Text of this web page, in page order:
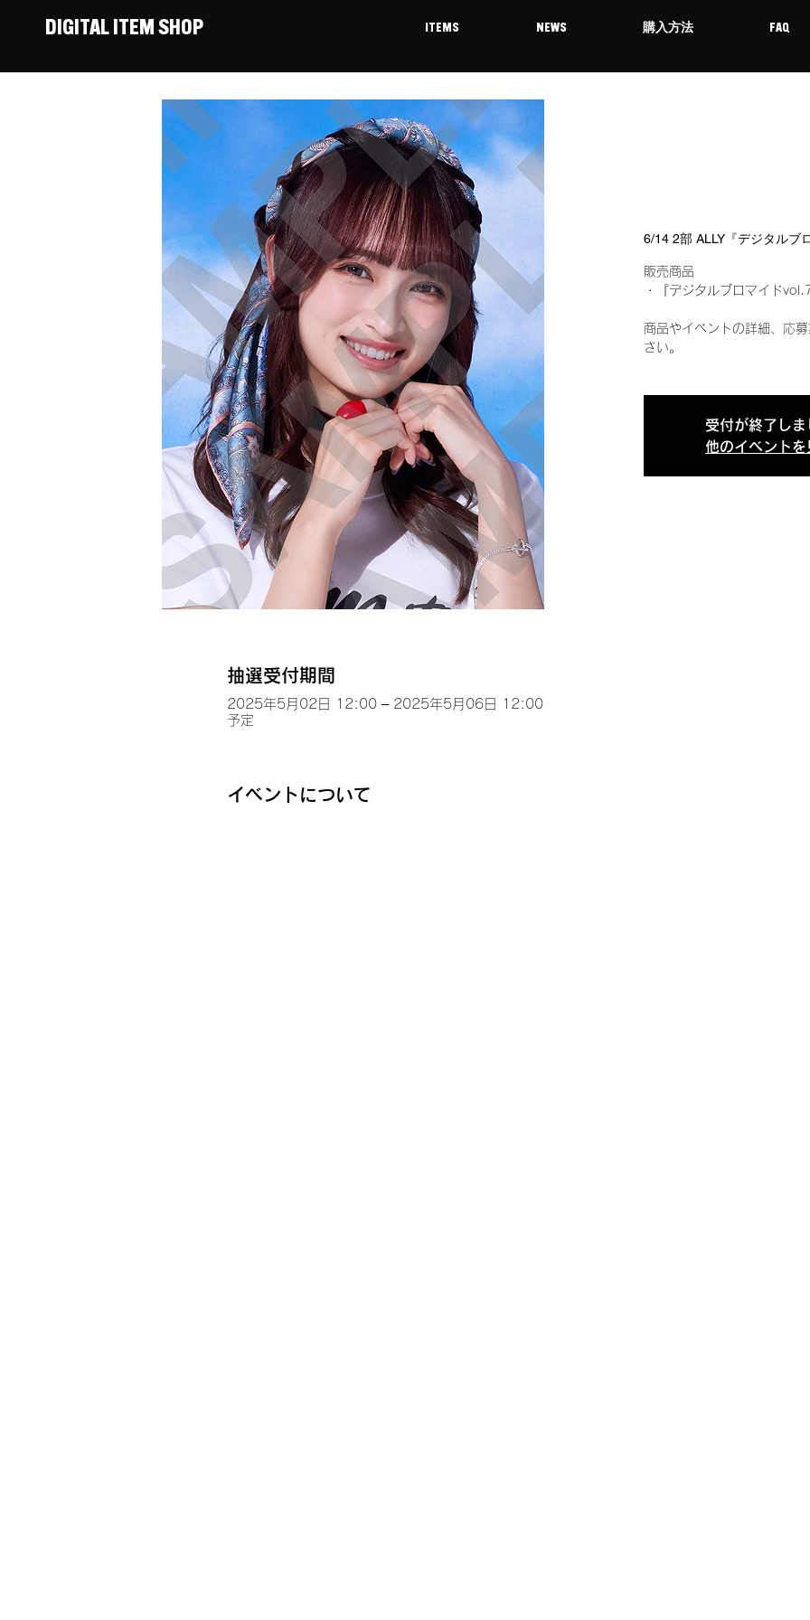
DIGITAL ITEM SHOP ITEMS NEWS 購入方法 FAQ
6/14 2部 ALLY『デジタルブ
販売商品
・『デジタルブロマイド
商品やイベントの詳細、応
さい。
受付が終了しま
他のイベントを
抽選受付期間
2025年5月02日 12:00 – 2025年5月06日 12:00
予定
イベントについて